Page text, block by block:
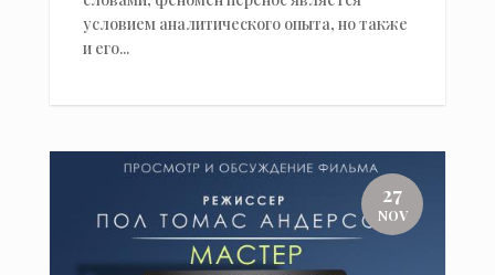
условием аналитического опыта, но также
и его...
27
NOV